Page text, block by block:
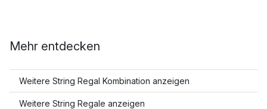
Mehr entdecken
Weitere String Regal Kombination anzeigen
Weitere String Regale anzeigen